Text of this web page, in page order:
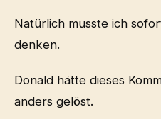
Natürlich musste ich
denken.
Donald hätte dieses
anders gelöst.